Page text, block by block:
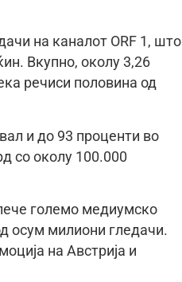
на каналот ORF 1, што
Вкупно, околу 3,26
речиси половина од
и до 93 проценти во
со околу 100.000
големо медиумско
осум милиони гледачи.
на Австрија и